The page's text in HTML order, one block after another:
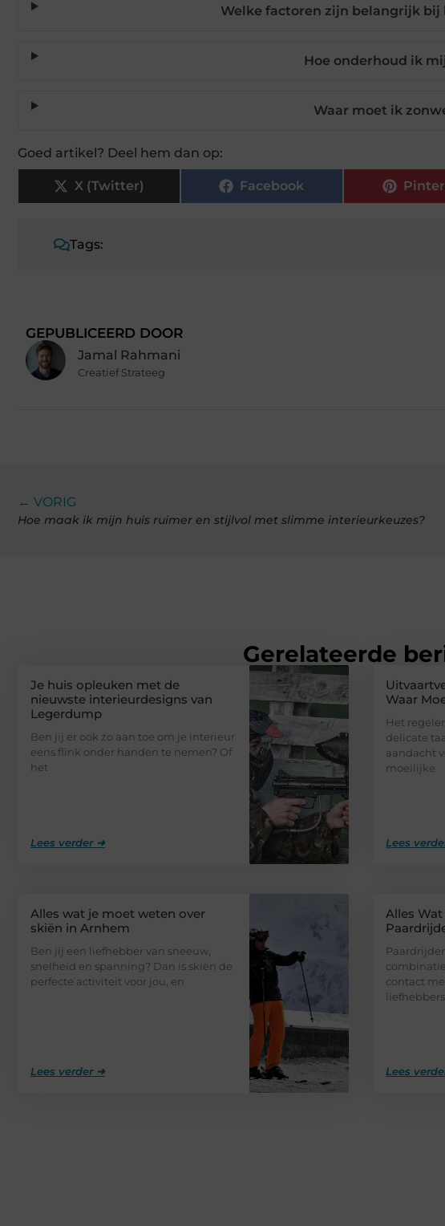
Welke factoren zijn belangrijk bij
Hoe onderhoud ik
Waar moet ik
Goed artikel? Deel hem dan op:
X (Twitter) Facebook
Tags:
GEPUBLICEERD DOOR
Jamal Rahmani
Creatief Strateeg
← VORIG
Hoe maak ik mijn huis ruimer en stijlvol met slimme interieurkeuzes?
Gerelateerde
Je huis opleuken met de
nieuwste interieurdesigns van
Legerdump
Ben jij er ook zo aan toe om je interieur
eens flink onder handen te nemen? Of
het
Lees verder ➜
Waar
Het
delicate
aandacht
moeilijke
Lees
Alles wat je moet weten over
skiën in Arnhem
Ben jij een liefhebber van sneeuw,
snelheid en spanning? Dan is skiën de
perfecte activiteit voor jou, en
Lees verder ➜
Alles
contact
Lees